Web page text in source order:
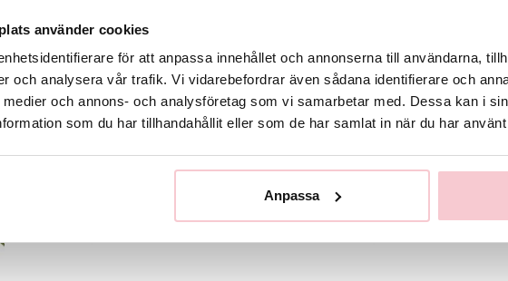
använder cookies
för att anpassa innehållet och annonserna till användarna,
och analysera vår trafik. Vi vidarebefordrar även sådana identifierare och
och annons- och analysföretag som vi samarbetar med. Dessa kan i
som du har tillhandahållit eller som de har samlat in när du har
Anpassa